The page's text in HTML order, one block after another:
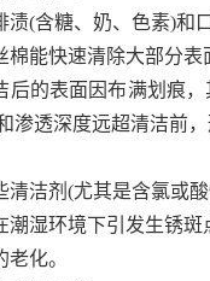
渍(含糖、奶、色素)和
能快速清除大部分表
后的表面因布满划痕
渗透深度远超清洁前
清洁剂(尤其是含氯或
潮湿环境下引发生锈斑
化。